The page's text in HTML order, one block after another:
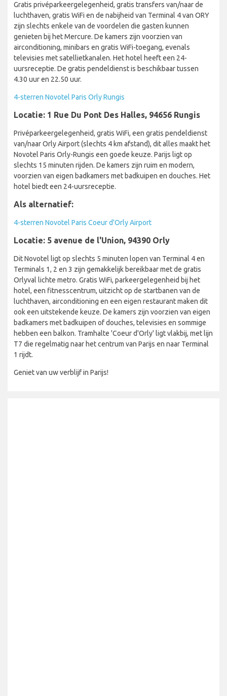
Gratis privéparkeergelegenheid, gratis transfers van/naar de
luchthaven, gratis WiFi en de nabijheid van Terminal 4 van ORY
zijn slechts enkele van de voordelen die gasten kunnen
genieten bij het Mercure. De kamers zijn voorzien van
airconditioning, minibars en gratis WiFi-toegang, evenals
televisies met satellietkanalen. Het hotel heeft een 24-
uursreceptie. De gratis pendeldienst is beschikbaar tussen
4.30 uur en 22.50 uur.
4-sterren Novotel Paris Orly Rungis
Locatie: 1 Rue Du Pont Des Halles, 94656 Rungis
Privéparkeergelegenheid, gratis WiFi, een gratis pendeldienst
van/naar Orly Airport (slechts 4 km afstand), dit alles maakt het
Novotel Paris Orly-Rungis een goede keuze. Parijs ligt op
slechts 15 minuten rijden. De kamers zijn ruim en modern,
voorzien van eigen badkamers met badkuipen en douches. Het
hotel biedt een 24-uursreceptie.
Als alternatief:
4-sterren Novotel Paris Coeur d'Orly Airport
Locatie: 5 avenue de l'Union, 94390 Orly
Dit Novotel ligt op slechts 5 minuten lopen van Terminal 4 en
Terminals 1, 2 en 3 zijn gemakkelijk bereikbaar met de gratis
Orlyval lichte metro. Gratis WiFi, parkeergelegenheid bij het
hotel, een fitnesscentrum, uitzicht op de startbanen van de
luchthaven, airconditioning en een eigen restaurant maken dit
ook een uitstekende keuze. De kamers zijn voorzien van eigen
badkamers met badkuipen of douches, televisies en sommige
hebben een balkon. Tramhalte 'Coeur d'Orly' ligt vlakbij, met lijn
T7 die regelmatig naar het centrum van Parijs en naar Terminal
1 rijdt.
Geniet van uw verblijf in Parijs!